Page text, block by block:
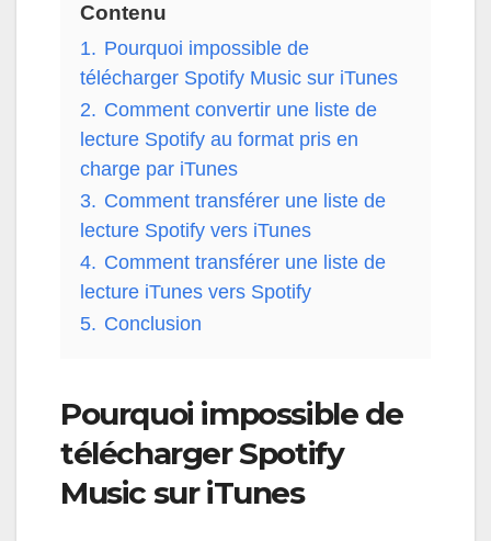
Contenu
1. Pourquoi impossible de
télécharger Spotify Music sur iTunes
2. Comment convertir une liste de
lecture Spotify au format pris en
charge par iTunes
3. Comment transférer une liste de
lecture Spotify vers iTunes
4. Comment transférer une liste de
lecture iTunes vers Spotify
5. Conclusion
Pourquoi impossible de
télécharger Spotify
Music sur iTunes